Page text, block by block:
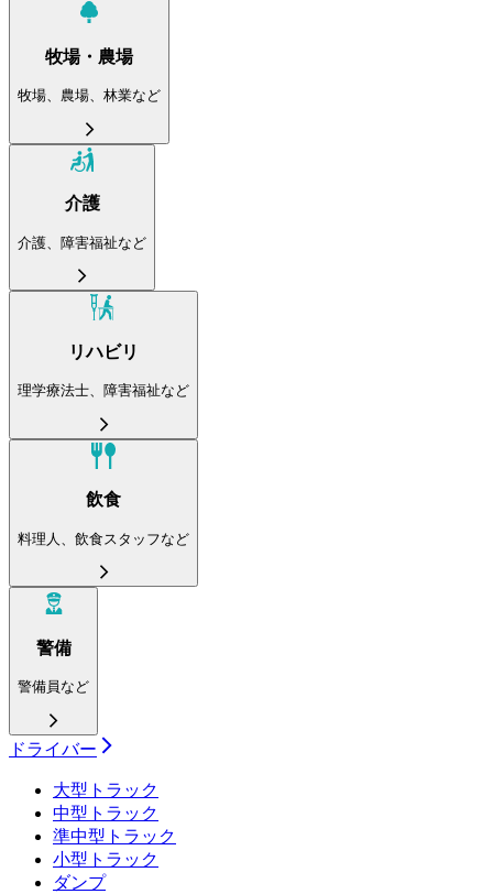
牧場・農場
牧場、農場、林業など
介護
介護、障害福祉など
リハビリ
理学療法士、障害福祉など
飲食
料理人、飲食スタッフなど
警備
警備員など
ドライバー
大型トラック
中型トラック
準中型トラック
小型トラック
ダンプ